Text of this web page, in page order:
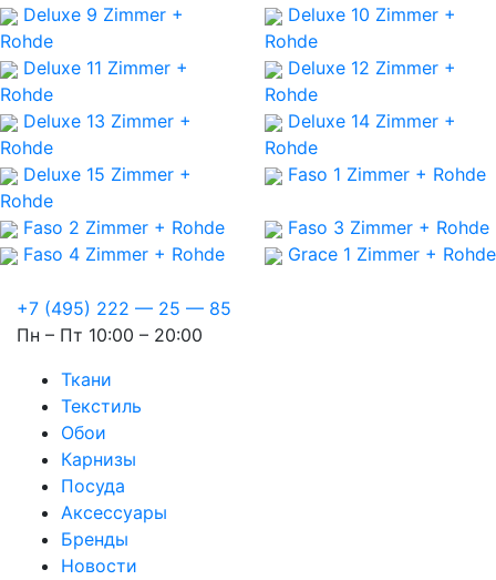
Deluxe 9 Zimmer +
Rohde
Deluxe 10 Zimmer +
Rohde
Deluxe 11 Zimmer +
Rohde
Deluxe 12 Zimmer +
Rohde
Deluxe 13 Zimmer +
Rohde
Deluxe 14 Zimmer +
Rohde
Deluxe 15 Zimmer +
Rohde
Faso 1 Zimmer + Rohde
Faso 2 Zimmer + Rohde Faso 3 Zimmer + Rohde
Faso 4 Zimmer + Rohde Grace 1 Zimmer + Rohde
+7 (495) 222 — 25 — 85
Пн – Пт 10:00 – 20:00
Ткани
Текстиль
Обои
Карнизы
Посуда
Аксессуары
Бренды
Новости